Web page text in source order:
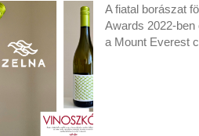
A fiatal borászat
Awards 2022-
a Mount Everest